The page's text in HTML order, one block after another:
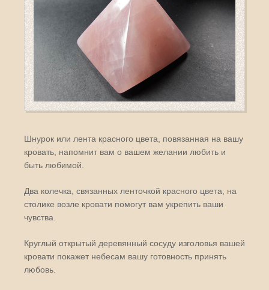
Шнурок или лента красного цвета, повязанная на вашу
кровать, напомнит вам о вашем желании любить и
быть любимой.
Два колечка, связанных ленточкой красного цвета, на
столике возле кровати помогут вам укрепить ваши
чувства.
Круглый открытый деревянный сосуду изголовья вашей
кровати покажет небесам вашу готовность принять
любовь.